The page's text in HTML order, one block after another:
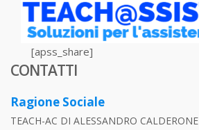
[apss_share]
CONTATTI
Ragione Sociale
TEACH-AC DI ALESSANDRO CALDERONE